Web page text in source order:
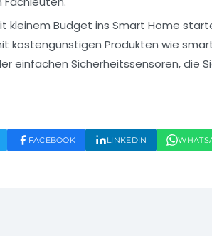
kleinem Budget ins Smart Home
kostengünstigen Produkten wie
einfachen Sicherheitssensoren, die
FACEBOOK LINKEDIN